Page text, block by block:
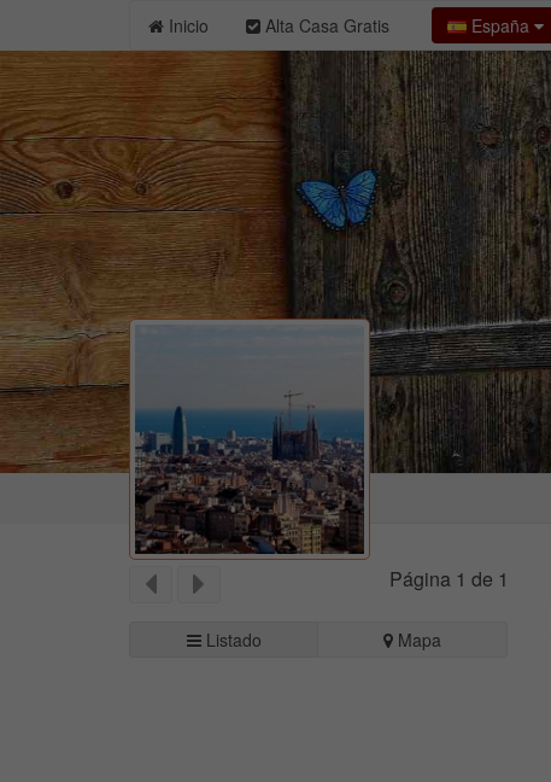
Inicio Alta Casa Gratis España
Página 1 de 1
Listado Mapa